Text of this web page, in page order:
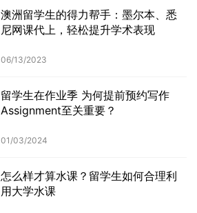
澳洲留学生的得力帮手：墨尔本、悉
尼网课代上，轻松提升学术表现
06/13/2023
留学生在作业季 为何提前预约写作
Assignment至关重要？
01/03/2024
怎么样才算水课？留学生如何合理利
用大学水课